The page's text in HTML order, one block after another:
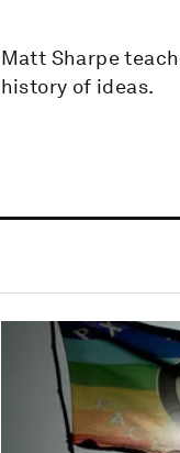
Matt Sharpe
history of ideas.